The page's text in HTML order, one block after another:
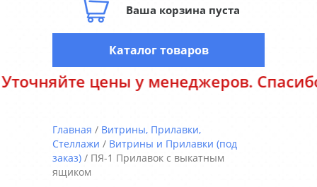
Ваша корзина пуста
цены у менеджеров. Спасибо за
Каталог товаров
Главная / Витрины, Прилавки,
Стеллажи / Витрины и Прилавки (под
заказ) / ПЯ-1 Прилавок с выкатным
ящиком